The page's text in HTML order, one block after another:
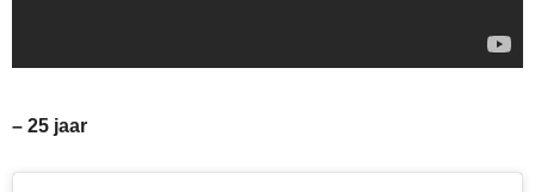
– 25 jaar